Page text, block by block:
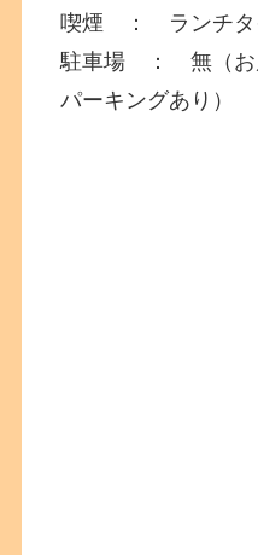
喫煙 ： ランチタ
駐車場 ： 無（お
パーキングあり）